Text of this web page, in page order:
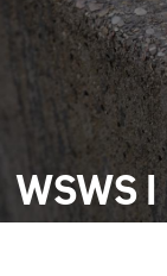
WSWS I